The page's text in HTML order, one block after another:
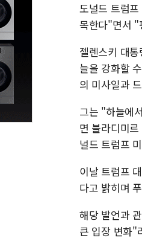
도널드 트럼
목한다"면서 "
젤렌스키 대
늘을 강화할
의 미사일과
그는 "하늘에
면 블라디미
널드 트럼프
이날 트럼프
다고 밝히며
해당 발언과
큰 입장 변화"